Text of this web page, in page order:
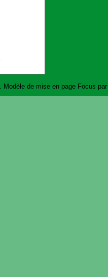
. Modèle de mise en page Focus